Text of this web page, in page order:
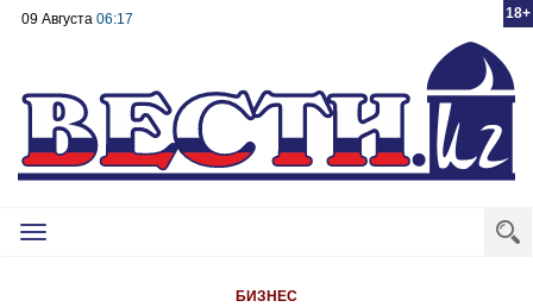
18+
09 Августа 06:17
Toggle
БИЗНЕС